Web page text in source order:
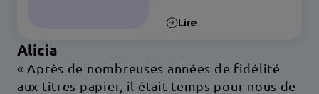
Lire
Alicia
« Après de nombreuses années de fidélité
aux titres papier, il était temps pour nous de